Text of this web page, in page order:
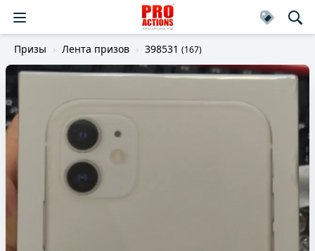
Призы Лента призов 398531 (167)